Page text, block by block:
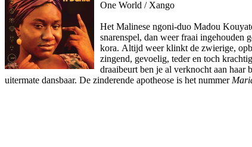
One World / Xango
Het Malinese ngoni-duo Madou
snarenspel, dan weer fraai ingehouden
kora. Altijd weer klinkt de zwierige,
zingend, gevoelig, teder en toch
draaibeurt ben je al verknocht aan haar
uitermate dansbaar. De zinderende apotheose is het nummer